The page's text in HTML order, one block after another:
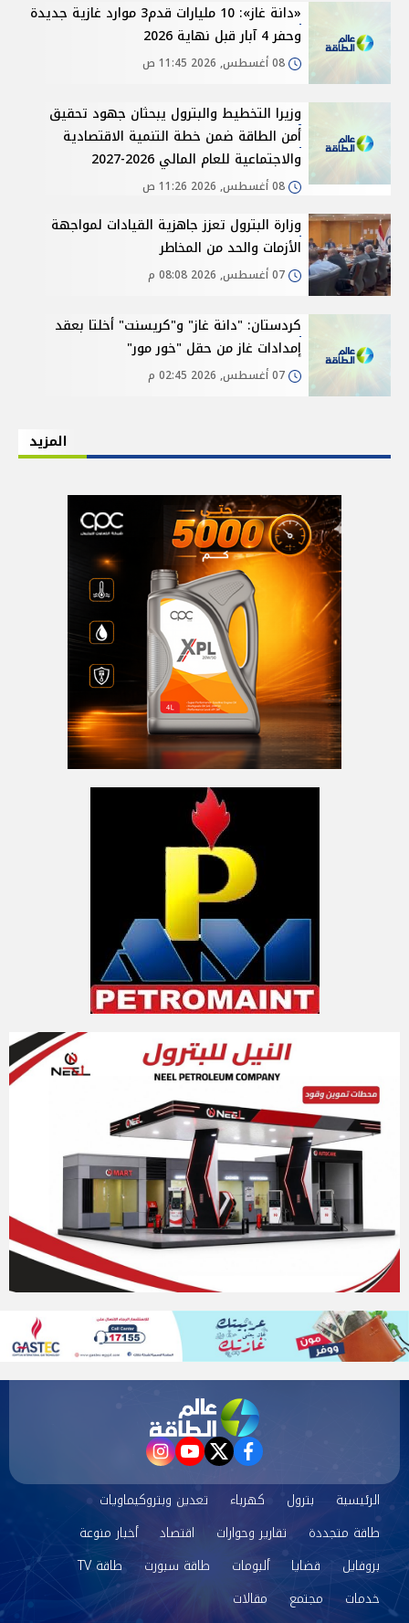
«دانة غاز»: 10 مليارات قدم3 موارد غازية جديدة
وحفر 4 آبار قبل نهاية 2026
وزيرا التخطيط والبترول يبحثان جهود تحقيق
أمن الطاقة ضمن خطة التنمية الاقتصادية
والاجتماعية للعام المالي 2026-2027
وزارة البترول تعزز جاهزية القيادات لمواجهة
الأزمات والحد من المخاطر
كردستان: "دانة غاز" و"كريسنت" أخلتا بعقد
إمدادات غاز من حقل "خور مور"
المزيد
facebook
twitter
youtube
instagram
الرئيسية بترول كهرباء
تعدين وبتروكيماويات
طاقة متجددة
تقارير وحوارات اقتصاد
أخبار منوعة
بروفايل
قضايا ألبومات طاقة سبورت
طاقة TV
خدمات
مجتمع مقالات